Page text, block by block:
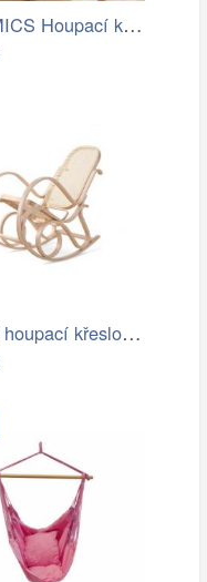
SONGMICS Houpací křeslo polstrované…
Přírodní houpací křeslo s výpletem - AT